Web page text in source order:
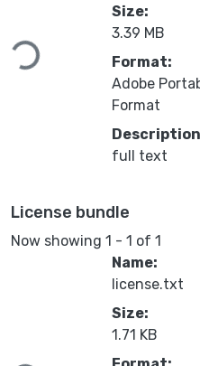
Size:
3.39 MB
Format:
Adobe
Format
full text
License bundle
Now showing 1 - 1 of 1
Name:
license.txt
Size:
1.71 KB